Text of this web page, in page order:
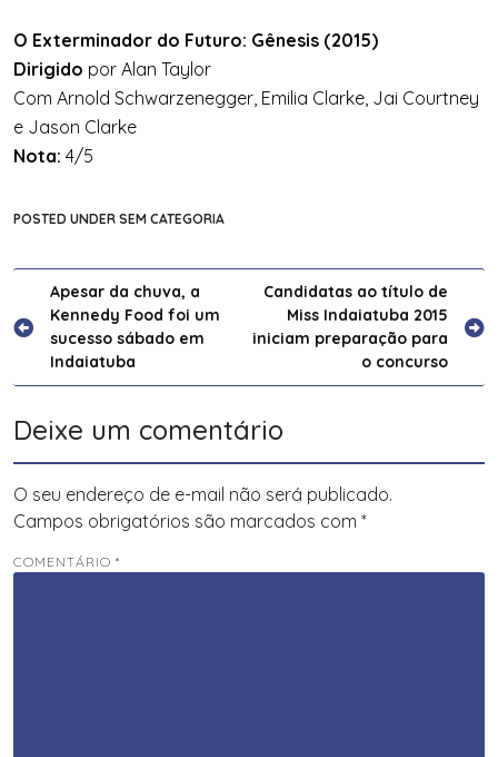
O Exterminador do Futuro: Gênesis (2015)
Dirigido por Alan Taylor
Com Arnold Schwarzenegger, Emilia Clarke, Jai Courtney
e Jason Clarke
Nota: 4/5
POSTED UNDER SEM CATEGORIA
Navegação
de
Post
Apesar da chuva, a
Kennedy Food foi um
sucesso sábado em
Indaiatuba
Candidatas ao título de
Miss Indaiatuba 2015
iniciam preparação para
o concurso
Deixe um comentário
O seu endereço de e-mail não será publicado.
Campos obrigatórios são marcados com *
COMENTÁRIO *